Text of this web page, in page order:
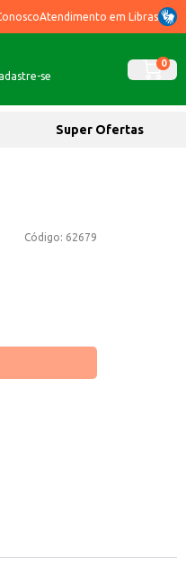
Atendimento em Libras
se
0
Super Ofertas
Código: 62679